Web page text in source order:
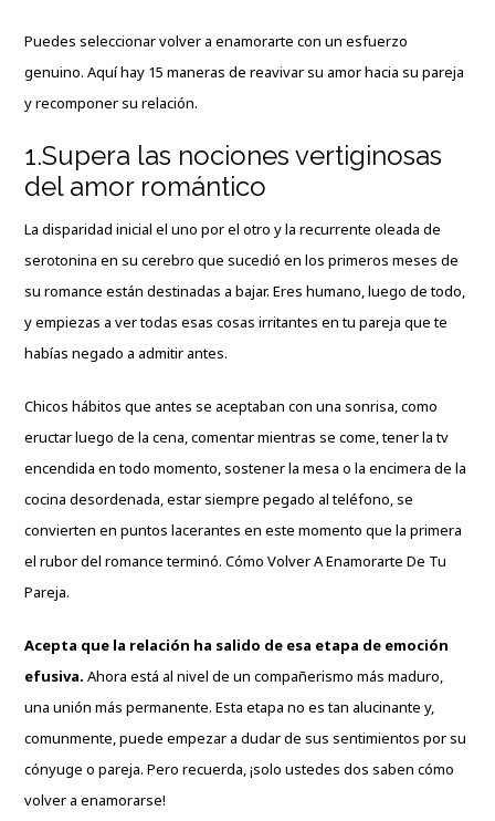
Puedes seleccionar volver a enamorarte con un esfuerzo
genuino. Aquí hay 15 maneras de reavivar su amor hacia su pareja
y recomponer su relación.
1.Supera las nociones vertiginosas
del amor romántico
La disparidad inicial el uno por el otro y la recurrente oleada de
serotonina en su cerebro que sucedió en los primeros meses de
su romance están destinadas a bajar. Eres humano, luego de todo,
y empiezas a ver todas esas cosas irritantes en tu pareja que te
habías negado a admitir antes.
Chicos hábitos que antes se aceptaban con una sonrisa, como
eructar luego de la cena, comentar mientras se come, tener la tv
encendida en todo momento, sostener la mesa o la encimera de la
cocina desordenada, estar siempre pegado al teléfono, se
convierten en puntos lacerantes en este momento que la primera
el rubor del romance terminó. Cómo Volver A Enamorarte De Tu
Pareja.
Acepta que la relación ha salido de esa etapa de emoción
efusiva.Ahora está al nivel de un compañerismo más maduro,
una unión más permanente. Esta etapa no es tan alucinante y,
comunmente, puede empezar a dudar de sus sentimientos por su
cónyuge o pareja. Pero recuerda, ¡solo ustedes dos saben cómo
volver a enamorarse!